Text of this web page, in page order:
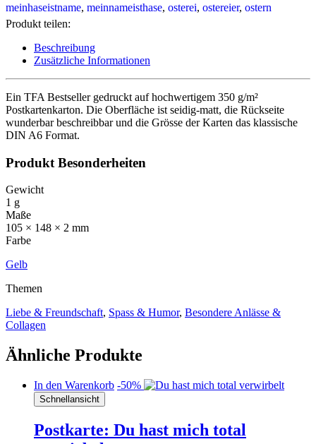
meinhaseistname, meinnameisthase, osterei, ostereier, ostern
Produkt teilen:
Beschreibung
Zusätzliche Informationen
Ein TFA Bestseller gedruckt auf hochwertigem 350 g/m²
Postkartenkarton. Die Oberfläche ist seidig-matt, die Rückseite
wunderbar beschreibbar und die Grösse der Karten das klassische
DIN A6 Format.
Produkt Besonderheiten
Gewicht
1 g
Maße
105 × 148 × 2 mm
Farbe
Gelb
Themen
Liebe & Freundschaft, Spass & Humor, Besondere Anlässe &
Collagen
Ähnliche Produkte
In den Warenkorb -50%
Schnellansicht
Postkarte: Du hast mich total